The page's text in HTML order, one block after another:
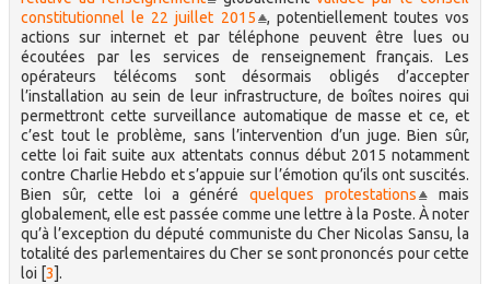
constitutionnel le 22 juillet 2015
, potentiellement toutes vos
actions sur internet et par téléphone peuvent être lues ou
écoutées par les services de renseignement français. Les
opérateurs télécoms sont désormais obligés d’accepter
l’installation au sein de leur infrastructure, de boîtes noires qui
permettront cette surveillance automatique de masse et ce, et
c’est tout le problème, sans l’intervention d’un juge. Bien sûr,
cette loi fait suite aux attentats connus début 2015 notamment
contre Charlie Hebdo et s’appuie sur l’émotion qu’ils ont suscités.
Bien sûr, cette loi a généréquelques protestations
mais
globalement, elle est passée comme une lettre à la Poste. À noter
qu’à l’exception du député communiste du Cher Nicolas Sansu, la
totalité des parlementaires du Cher se sont prononcés pour cette
loi [3].